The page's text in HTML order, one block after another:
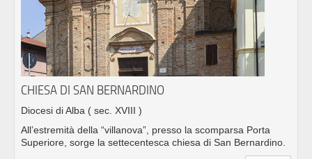
CHIESA DI SAN BERNARDINO
Diocesi di Alba ( sec. XVIII )
All’estremità della “villanova”, presso la scomparsa Porta
Superiore, sorge la settecentesca chiesa di San Bernardino.